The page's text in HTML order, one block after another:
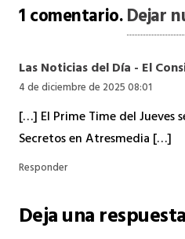
1comentario.Dejar
Las Noticias del Día - El
4 de diciembre de 2025 08:01
[…] El Prime Time del Jueves
Secretos en Atresmedia […]
Responder
Deja una respuesta